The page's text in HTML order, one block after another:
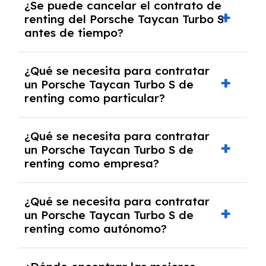
tendrás que pagar ningún tipo de entrada
salvo en casos que lo exija el proveedor
debido al resultado del estudio de viabilidad
económica.
¿Se puede cancelar el contrato de
renting del Porsche Taycan Turbo S
antes de tiempo?
pero puede haber penalizaciones por
cancelación anticipada. Es importante revisar
las condiciones del contrato y hablar con un
experto que te asesore.
¿Qué se necesita para contratar
un Porsche Taycan Turbo S de
renting como particular?
y, en algunos casos, una consulta de solvencia
crediticia y un pago inicial.
¿Qué se necesita para contratar
un Porsche Taycan Turbo S de
renting como empresa?
documentación financiera y, en algunos
casos, un informe de solvencia de la empresa
y un pago inicial.
¿Qué se necesita para contratar
un Porsche Taycan Turbo S de
renting como autónomo?